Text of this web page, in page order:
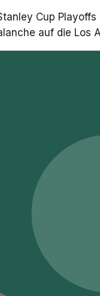
Cup
auf die Los
in der ersten